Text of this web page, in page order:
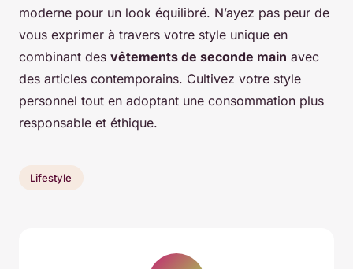
moderne pour un look équilibré. N’ayez pas peur de
vous exprimer à travers votre style unique en
combinant des vêtements de seconde main avec
des articles contemporains. Cultivez votre style
personnel tout en adoptant une consommation plus
responsable et éthique.
Lifestyle